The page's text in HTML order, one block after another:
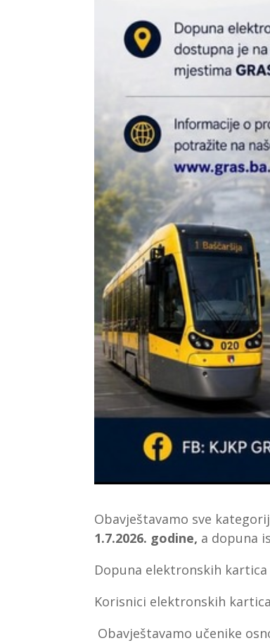
Obavještavamo sve
1.7.2026. godine, a dopuna
Dopuna elektronskih kartica
Korisnici elektronskih
Obavještavamo učenike